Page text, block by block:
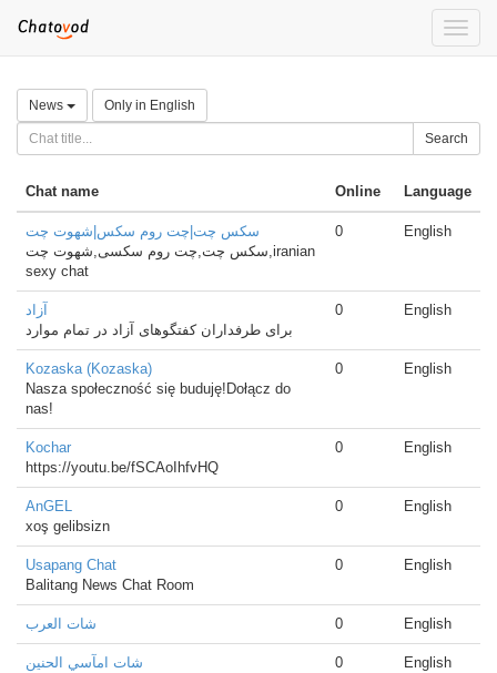
Toggle
News Only in English
Search
Chat name Online Language
سکس چت|چت روم سکس|شهوت چت
سکس چت,چت روم سکسی,شهوت چت,iranian
sexy chat
0 English
آزاد
برای طرفداران کفتگوهای آزاد در تمام موارد
0 English
Kozaska (Kozaska)
Nasza społeczność się buduję!Dołącz do
nas!
0 English
Kochar
https://youtu.be/fSCAoIhfvHQ
0 English
AnGEL
xoş gelibsizn
0 English
Usapang Chat
Balitang News Chat Room
0 English
شات العرب 0 English
شات امآسي الحنين
0 English